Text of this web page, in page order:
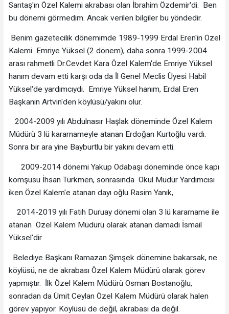
Sarıtaş'ın Özel Kalemi akrabası olan İbrahim Özdemir'di. Ben
bu dönemi görmedim. Ancak verilen bilgiler bu yöndedir.
Benim gazetecilik dönemimde 1989-1999 Erdal Eren'in Özel
Kalemi Emriye Yüksel (2 dönem), daha sonra 1999-2004
arası rahmetli Dr.Cevdet Kara Özel Kalem'de Emriye Yüksel
hanım devam etti karşı oda da İl Genel Meclis Üyesi Habil
Yüksel'de yardımcıydı. Emriye Yüksel hanım, Erdal Eren
Başkanın Artvin'den köylüsü/yakını olur.
2004-2009 yılı Abdulnasır Haşlak döneminde Özel Kalem
Müdürü 3 lü kararnameyle atanan Erdoğan Kurtoğlu vardı.
Sonra bir ara yine Bayburtlu bir yakını devam etti.
2009-2014 dönemi Yakup Odabaşı döneminde önce kapı
komşusu İhsan Türkmen, sonrasında Okul Müdür Yardımcısı
iken Özel Kalem'e atanan dayı oğlu Rasim Yanık,
2014-2019 yılı Fatih Duruay dönemi olan 3 lü kararname ile
atanan Özel Kalem Müdürü olarak atanan damadı İsmail
Yüksel'dir.
Belediye Başkanı Ramazan Şimşek dönemine bakarsak, ne
köylüsü, ne de akrabası Özel Kalem Müdürü olarak görev
yapmıştır. İlk Özel Kalem Müdürü Osman Bostanoğlu,
sonradan da Ümit Ceylan Özel Kalem Müdürü olarak halen
görev yapıyor. Köylüsü de değil, akrabası da değil.